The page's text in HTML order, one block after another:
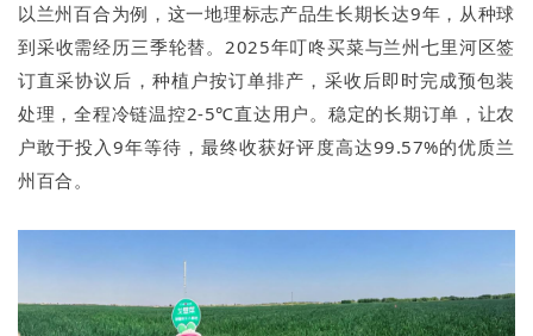
以兰州百合为例，这一地理标志产品生长期长达9年，从种球
到采收需经历三季轮替。2025年叮咚买菜与兰州七里河区签
订直采协议后，种植户按订单排产，采收后即时完成预包装
处理，全程冷链温控2-5℃直达用户。稳定的长期订单，让农
户敢于投入9年等待，最终收获好评度高达99.57%的优质兰
州百合。